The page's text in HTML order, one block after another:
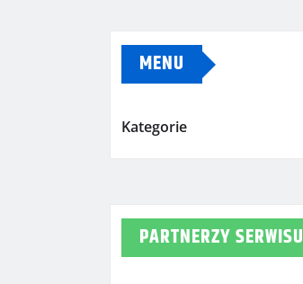
MENU
Kategorie
PARTNERZY SERWISU